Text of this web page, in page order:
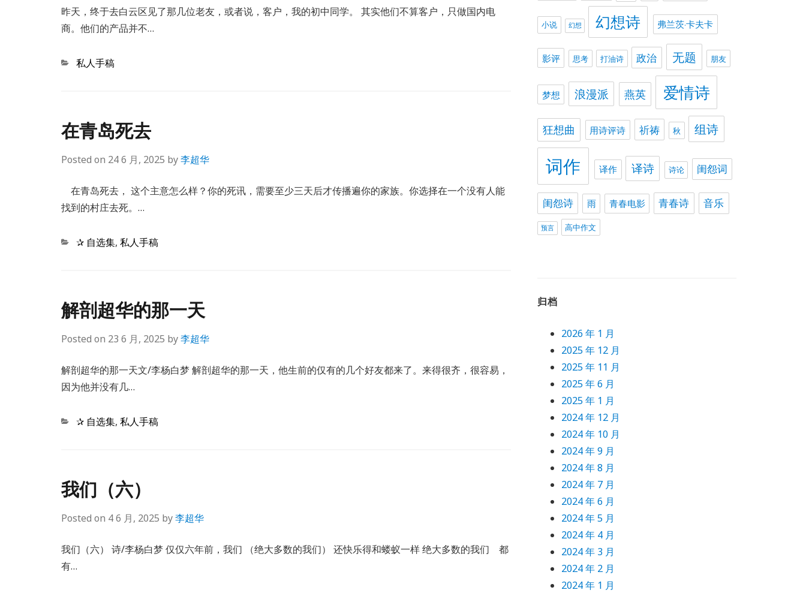
昨天，终于去白云区见了那几位老友，或者说，客户，我的初中同学。 其实他们不算客户，只做国内电
商。他们的产品并不…
Categories
私人手稿
在青岛死去
Posted on 24 6 月, 2025 by李超华
在青岛死去， 这个主意怎么样？你的死讯，需要至少三天后才传播遍你的家族。你选择在一个没有人能
找到的村庄去死。…
Categories
✰ 自选集, 私人手稿
解剖超华的那一天
Posted on 23 6 月, 2025 by李超华
解剖超华的那一天文/李杨白梦 解剖超华的那一天，他生前的仅有的几个好友都来了。来得很齐，很容易，
因为他并没有几…
Categories
✰ 自选集, 私人手稿
我们（六）
Posted on 4 6 月, 2025 by李超华
我们（六） 诗/李杨白梦 仅仅六年前，我们 （绝大多数的我们） 还快乐得和蝼蚁一样 绝大多数的我们 都
有…
小说 幻想 幻想诗 弗兰茨·卡夫卡
影评 思考 打油诗 政治 无题 朋友
梦想 浪漫派 燕英 爱情诗
狂想曲 用诗评诗 祈祷 秋 组诗
词作 译作 译诗 诗论 闺怨词
闺怨诗 雨 青春电影 青春诗 音乐
预言 高中作文
归档
2026 年 1 月
2025 年 12 月
2025 年 11 月
2025 年 6 月
2025 年 1 月
2024 年 12 月
2024 年 10 月
2024 年 9 月
2024 年 8 月
2024 年 7 月
2024 年 6 月
2024 年 5 月
2024 年 4 月
2024 年 3 月
2024 年 2 月
2024 年 1 月